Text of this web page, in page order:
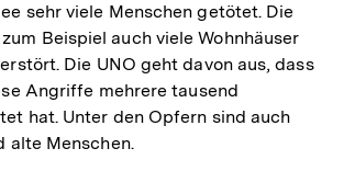
sehr viele Menschen getötet. Die
Beispiel auch viele Wohnhäuser
Die UNO geht davon aus, dass
Angriffe mehrere tausend
hat. Unter den Opfern sind auch
alte Menschen.